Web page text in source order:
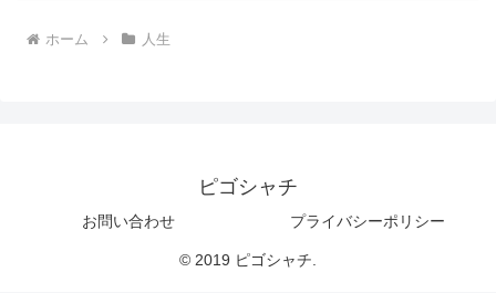
ホーム 人生
ピゴシャチ
お問い合わせ プライバシーポリシー
© 2019 ピゴシャチ.